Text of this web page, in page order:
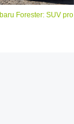
Forester: SUV pro